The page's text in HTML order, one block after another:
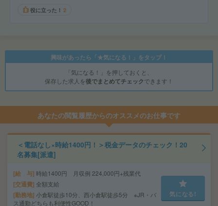
役に立った！ 2
興味があったら「★気になる！」をタップ！
「気になる！」を押しておくと、
保存した求人を後でまとめてチェックできます！
あなたの閲覧履歴からのオススメのお仕事です
＜電話なし×時給1400円！＞税金データのチェック！20
名募集[派遣]
給 与 時給1400円 月収例 224,000円+残業代
交通費 全額支給
勤務地 小倉駅徒歩10分、西小倉駅徒歩5分 ※JR・バ
ス通勤どちらも利便性GOOD！
気になる!